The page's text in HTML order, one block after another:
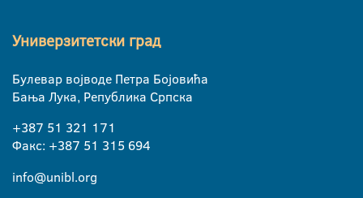
Универзитетски град
Булевар војводе Петра Бојовића
Бања Лука, Република Српска
+387 51 321 171
Факс: +387 51 315 694
info@unibl.org